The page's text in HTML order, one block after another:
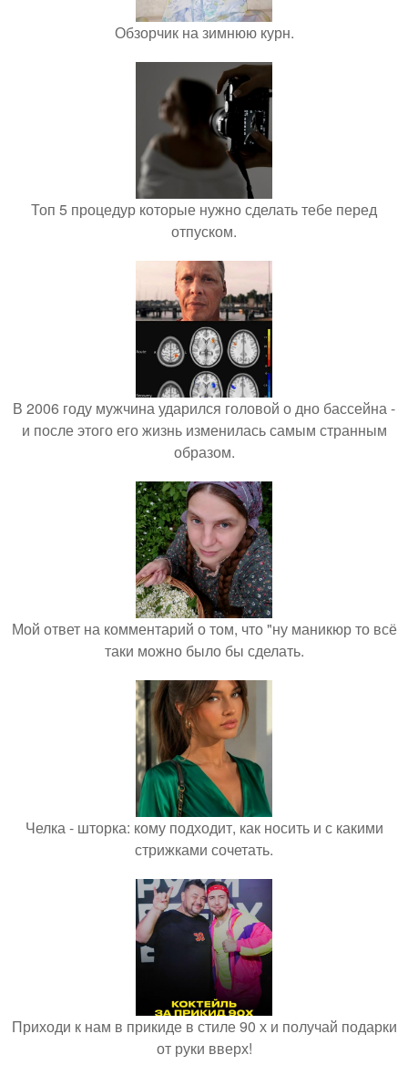
Обзорчик на зимнюю курн.
Топ 5 процедур которые нужно сделать тебе перед
отпуском.
В 2006 году мужчина ударился головой о дно бассейна -
и после этого его жизнь изменилась самым странным
образом.
Мой ответ на комментарий о том, что "ну маникюр то всё
таки можно было бы сделать.
Челка - шторка: кому подходит, как носить и с какими
стрижками сочетать.
Приходи к нам в прикиде в стиле 90 х и получай подарки
от руки вверх!